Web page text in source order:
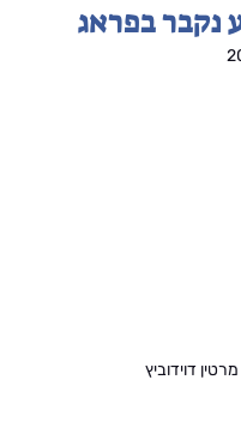
נקבר בפראג
מרטין דוידוביץ